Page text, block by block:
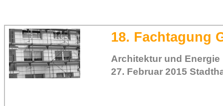
18. Fachtagung
Architektur und Energie
27. Februar 2015